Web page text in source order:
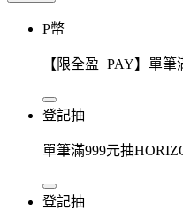
P幣
【限全盈+PAY】單筆
登記抽
單筆滿999元抽
登記抽